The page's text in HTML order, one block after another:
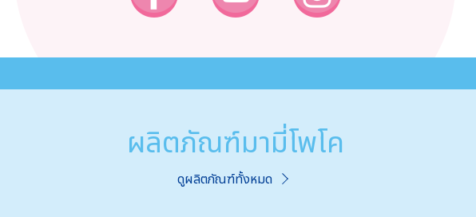
ผลิตภัณฑ์มามี่โพโค
ดูผลิตภัณฑ์ทั้งหมด